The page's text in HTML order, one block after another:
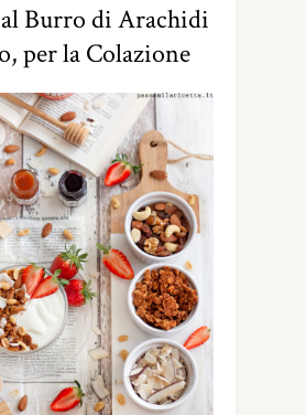
Burro di Arachidi
per la Colazione